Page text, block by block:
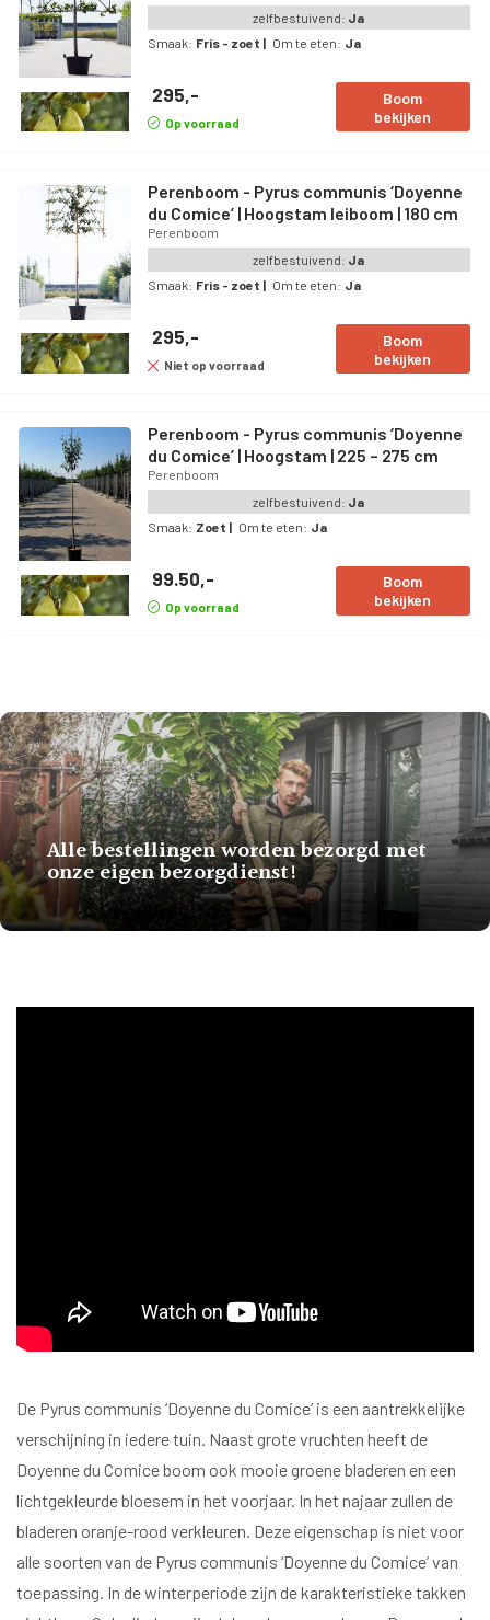
zelfbestuivend: Ja
Smaak: Fris - zoet | Om te eten: Ja
295,-
Op voorraad
Boom
bekijken
Perenboom - Pyrus communis ‘Doyenne
du Comice’ | Hoogstam leiboom | 180 cm
Perenboom
zelfbestuivend: Ja
Smaak: Fris - zoet | Om te eten: Ja
295,-
Niet op voorraad
Boom
bekijken
Perenboom - Pyrus communis ‘Doyenne
du Comice’ | Hoogstam | 225 – 275 cm
Perenboom
zelfbestuivend: Ja
Smaak: Zoet | Om te eten: Ja
99.50,-
Op voorraad
Boom
bekijken
Alle bestellingen worden bezorgd met
onze eigen bezorgdienst!
De Pyrus communis ‘Doyenne du Comice’ is een aantrekkelijke
verschijning in iedere tuin. Naast grote vruchten heeft de
Doyenne du Comice boom ook mooie groene bladeren en een
lichtgekleurde bloesem in het voorjaar. In het najaar zullen de
bladeren oranje-rood verkleuren. Deze eigenschap is niet voor
alle soorten van de Pyrus communis ‘Doyenne du Comice’ van
toepassing. In de winterperiode zijn de karakteristieke takken